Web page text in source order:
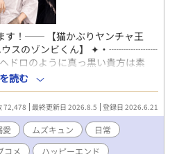
す！── 【猫かぶりヤンチャ王
ゾンビくん】 ✦・┈┈┈┈┈
ドロのように真っ黒い貴方は素
間から二人の関係が動き出す。 過
子様”を演じ続けるモテる高校
メンツに加えられ、無理矢理連れ
スメイトの洞煌人と出会う。 煌人
た。 クラスメイトであるとは知
ビを外まで担いで歩くはめにな
読む
72,478 最終更新日 2026.8.5 登録日 2026.6.21
愛 ムズキュン
日常
コメ ハッピーエンド